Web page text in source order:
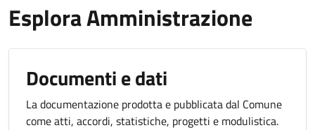
Esplora Amministrazione
Documenti e dati
La documentazione prodotta e pubblicata dal Comune
come atti, accordi, statistiche, progetti e modulistica.